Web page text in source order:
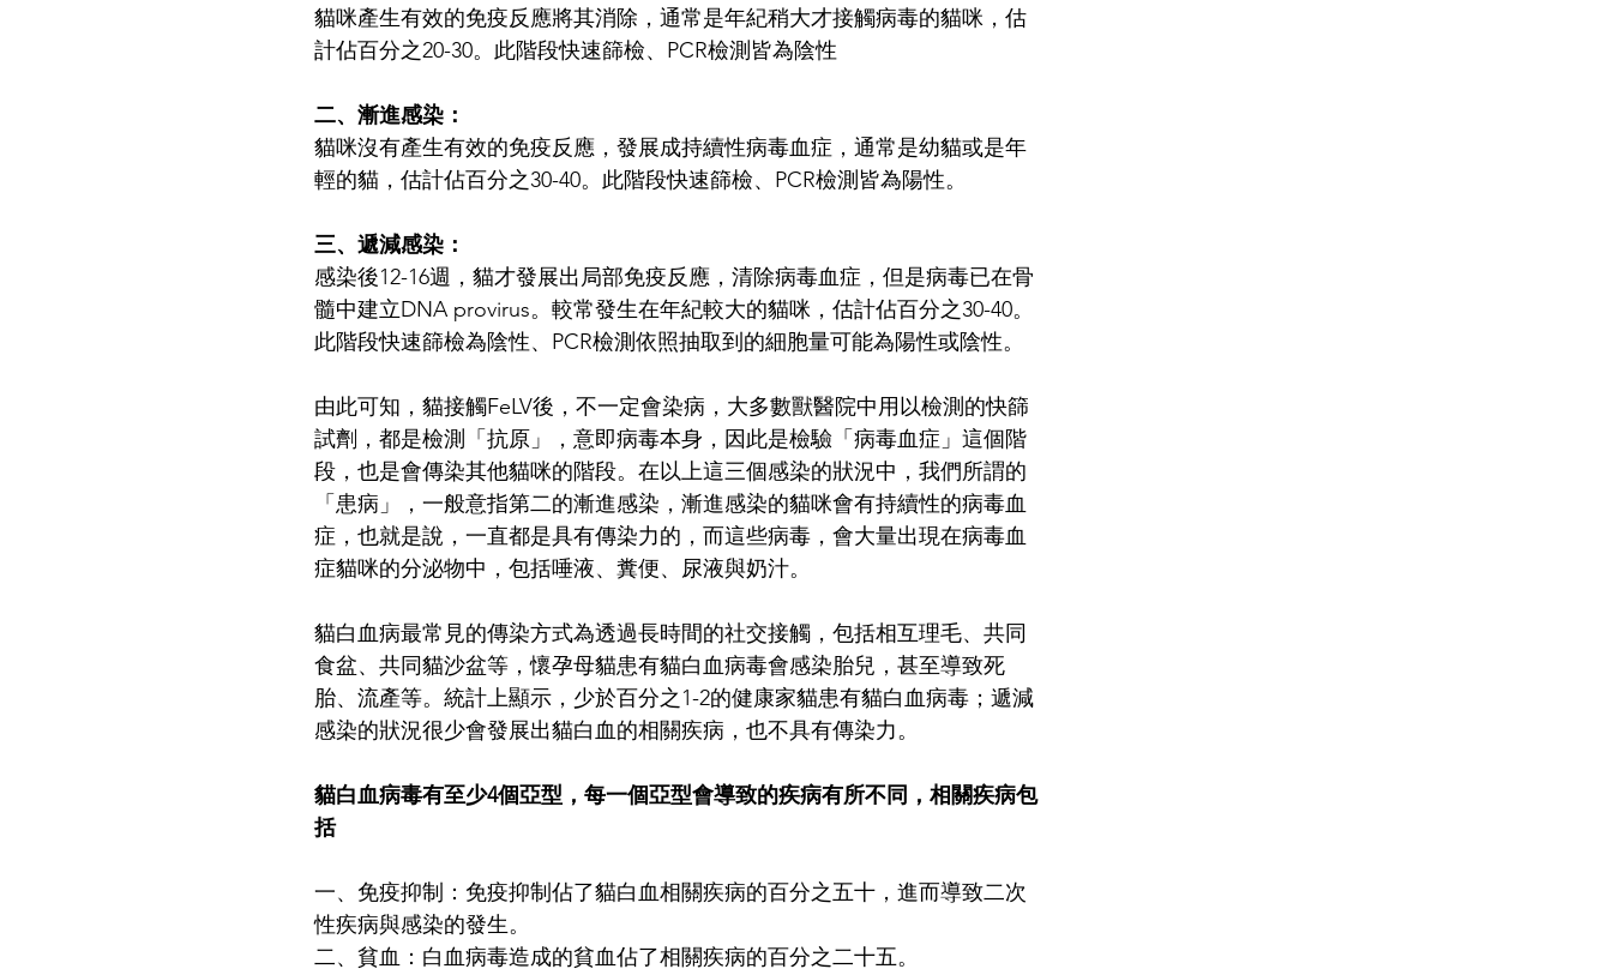
貓咪產生有效的免疫反應將其消除，通常是年紀稍大才接觸病毒的貓咪，估
計佔百分之20-30。此階段快速篩檢、PCR檢測皆為陰性
二、漸進感染：
貓咪沒有產生有效的免疫反應，發展成持續性病毒血症，通常是幼貓或是年
輕的貓，估計佔百分之30-40。此階段快速篩檢、PCR檢測皆為陽性。
三、遞減感染：
感染後12-16週，貓才發展出局部免疫反應，清除病毒血症，但是病毒已在骨
髓中建立DNA provirus。較常發生在年紀較大的貓咪，估計佔百分之30-40。
此階段快速篩檢為陰性、PCR檢測依照抽取到的細胞量可能為陽性或陰性。
由此可知，貓接觸FeLV後，不一定會染病，大多數獸醫院中用以檢測的快篩
試劑，都是檢測「抗原」，意即病毒本身，因此是檢驗「病毒血症」這個階
段，也是會傳染其他貓咪的階段。在以上這三個感染的狀況中，我們所謂的
「患病」，一般意指第二的漸進感染，漸進感染的貓咪會有持續性的病毒血
症，也就是說，一直都是具有傳染力的，而這些病毒，會大量出現在病毒血
症貓咪的分泌物中，包括唾液、糞便、尿液與奶汁。
貓白血病最常見的傳染方式為透過長時間的社交接觸，包括相互理毛、共同
食盆、共同貓沙盆等，懷孕母貓患有貓白血病毒會感染胎兒，甚至導致死
胎、流產等。統計上顯示，少於百分之1-2的健康家貓患有貓白血病毒；遞減
感染的狀況很少會發展出貓白血的相關疾病，也不具有傳染力。
貓白血病毒有至少4個亞型，每一個亞型會導致的疾病有所不同，相關疾病包
括
一、免疫抑制：免疫抑制佔了貓白血相關疾病的百分之五十，進而導致二次
性疾病與感染的發生。
二、貧血：白血病毒造成的貧血佔了相關疾病的百分之二十五。